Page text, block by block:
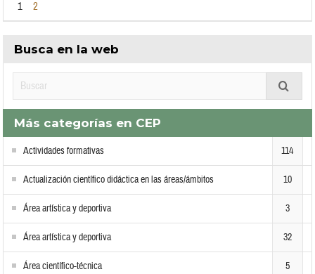
1 2
Busca en la web
Más categorías en CEP
Actividades formativas 114
Actualización científico didáctica en las áreas/ámbitos 10
Área artística y deportiva 3
Área artística y deportiva 32
Área científico-técnica 5